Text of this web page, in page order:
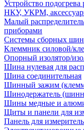
Устройство
НКУ, УКРМ,
Малый
приборами
Системы сборных шин
Клеммник силовой/
Опорный изолятор/
Шина нулевая для
Шина соединительная
Шинный зажим
Шинодержатель
Шины медные и
Щиты и панели для
Панель для